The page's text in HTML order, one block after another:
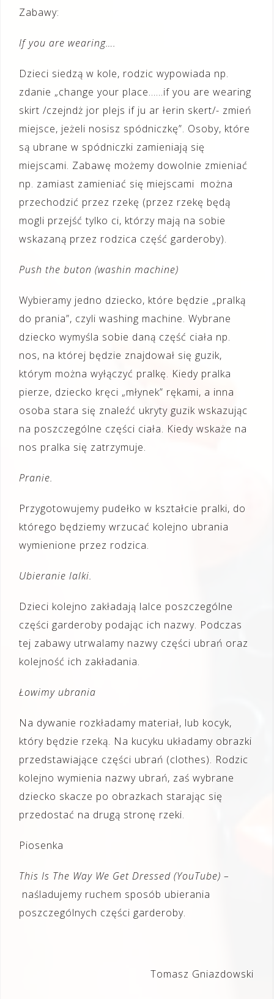
Zabawy:
If you are wearing….
Dzieci siedzą w kole, rodzic wypowiada np.
zdanie „change your place……if you are wearing
skirt /czejndż jor plejs if ju ar łerin skert/- zmień
miejsce, jeżeli nosisz spódniczkę”. Osoby, które
są ubrane w spódniczki zamieniają się
miejscami. Zabawę możemy dowolnie zmieniać
np. zamiast zamieniać się miejscami można
przechodzić przez rzekę (przez rzekę będą
mogli przejść tylko ci, którzy mają na sobie
wskazaną przez rodzica część garderoby).
Push the buton (washin machine)
Wybieramy jedno dziecko, które będzie „pralką
do prania”, czyli washing machine. Wybrane
dziecko wymyśla sobie daną część ciała np.
nos, na której będzie znajdował się guzik,
którym można wyłączyć pralkę. Kiedy pralka
pierze, dziecko kręci „młynek” rękami, a inna
osoba stara się znaleźć ukryty guzik wskazując
na poszczególne części ciała. Kiedy wskaże na
nos pralka się zatrzymuje.
Pranie.
Przygotowujemy pudełko w kształcie pralki, do
którego będziemy wrzucać kolejno ubrania
wymienione przez rodzica.
Ubieranie lalki.
Dzieci kolejno zakładają lalce poszczególne
części garderoby podając ich nazwy. Podczas
tej zabawy utrwalamy nazwy części ubrań oraz
kolejność ich zakładania.
Łowimy ubrania
Na dywanie rozkładamy materiał, lub kocyk,
który będzie rzeką. Na kucyku układamy obrazki
przedstawiające części ubrań (clothes). Rodzic
kolejno wymienia nazwy ubrań, zaś wybrane
dziecko skacze po obrazkach starając się
przedostać na drugą stronę rzeki.
Piosenka
This Is The Way We Get Dressed (YouTube) –
naśladujemy ruchem sposób ubierania
poszczególnych części garderoby.
Tomasz Gniazdowski